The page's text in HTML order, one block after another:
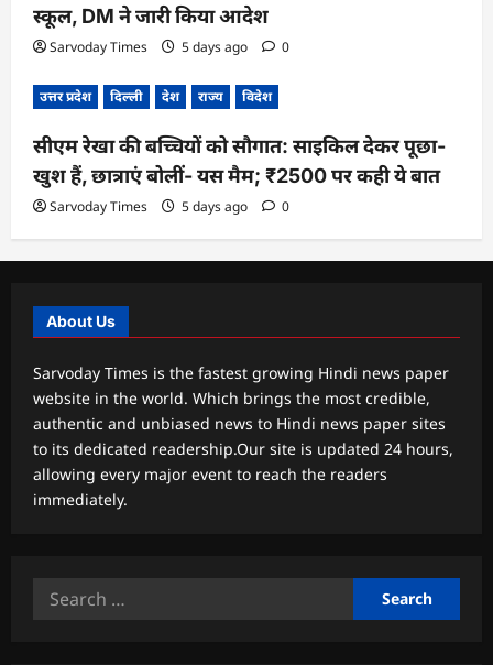
स्कूल, DM ने जारी किया आदेश
Sarvoday Times 5 days ago 0
उत्तर प्रदेश दिल्ली देश राज्य विदेश
सीएम रेखा की बच्चियों को सौगात: साइकिल देकर पूछा-
खुश हैं, छात्राएं बोलीं- यस मैम; ₹2500 पर कही ये बात
Sarvoday Times 5 days ago 0
About Us
Sarvoday Times is the fastest growing Hindi news paper
website in the world. Which brings the most credible,
authentic and unbiased news to Hindi news paper sites
to its dedicated readership.Our site is updated 24 hours,
allowing every major event to reach the readers
immediately.
Search